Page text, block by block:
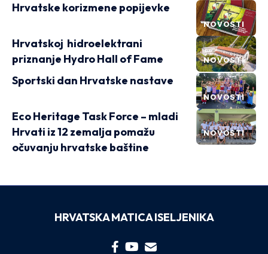
NOVOSTI
Hrvatske korizmene popijevke
NOVOSTI
Hrvatskoj hidroelektrani
priznanje Hydro Hall of Fame
NOVOSTI
Sportski dan Hrvatske nastave
NOVOSTI
Eco Heritage Task Force – mladi
Hrvati iz 12 zemalja pomažu
očuvanju hrvatske baštine
HRVATSKA MATICA ISELJENIKA